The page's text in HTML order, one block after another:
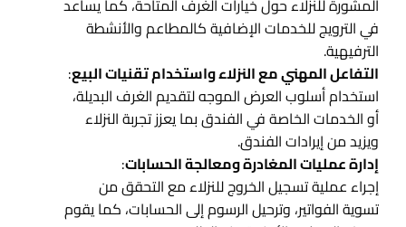
في الترويج للخدمات الإضافية كالمطاعم والأنشطة
الترفيهية.
التفاعل المهني مع النزلاء واستخدام تقنيات البيع:
استخدام أسلوب العرض الموجه لتقديم الغرف البديلة،
أو الخدمات الخاصة في الفندق بما يعزز تجربة النزلاء
ويزيد من إيرادات الفندق.
إدارة عمليات المغادرة ومعالجة الحسابات:
إجراء عملية تسجيل الخروج للنزلاء مع التحقق من
تسوية الفواتير، وترحيل الرسوم إلى الحسابات، كما يقوم